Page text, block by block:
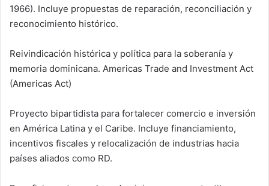
1966). Incluye propuestas de reparación, reconciliación y
reconocimiento histórico.
Reivindicación histórica y política para la soberanía y
memoria dominicana. Americas Trade and Investment Act
(Americas Act)
Proyecto bipartidista para fortalecer comercio e inversión
en América Latina y el Caribe. Incluye financiamiento,
incentivos fiscales y relocalización de industrias hacia
países aliados como RD.